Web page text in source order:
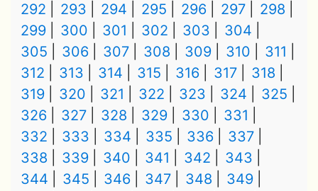
292
293 294 295 296 297
298
299
300 301 302 303
304
305
306 307 308 309 310
311
312
313 314 315 316 317
318
319
320 321 322 323 324
325
326
327 328 329 330
331
332
333 334 335 336
337
338
339 340 341 342
343
344
345 346 347 348
349